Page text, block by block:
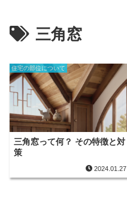
三角窓
住宅の部位について
三角窓って何？ その特徴と対
策
2024.01.27